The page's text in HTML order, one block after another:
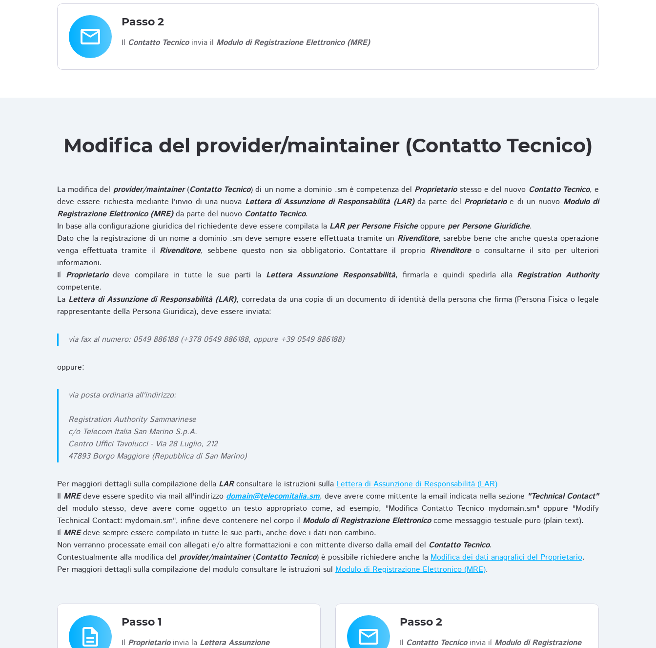
email
Passo 2
Il Contatto Tecnicoinvia il Modulo di Registrazione Elettronico (MRE)
Modifica del provider/maintainer (Contatto Tecnico)
La modifica del provider/maintainer(Contatto Tecnico) di un nome a dominio .sm è competenza del Proprietariostesso e del nuovo Contatto Tecnico, e
deve essere richiesta mediante l'invio di una nuova Lettera di Assunzione di Responsabilità (LAR)da parte del Proprietarioe di un nuovo Modulo di
Registrazione Elettronico (MRE)da parte del nuovo Contatto Tecnico.
In base alla configurazione giuridica del richiedente deve essere compilata la LAR per Persone Fisicheoppure per Persone Giuridiche.
Dato che la registrazione di un nome a dominio .sm deve sempre essere effettuata tramite un Rivenditore, sarebbe bene che anche questa operazione
venga effettuata tramite il Rivenditore, sebbene questo non sia obbligatorio. Contattare il proprio Rivenditoreo consultarne il sito per ulteriori
informazioni.
Il Proprietariodeve compilare in tutte le sue parti la Lettera Assunzione Responsabilità, firmarla e quindi spedirla alla Registration Authority
competente.
La Lettera di Assunzione di Responsabilità (LAR), corredata da una copia di un documento di identità della persona che firma (Persona Fisica o legale
rappresentante della Persona Giuridica), deve essere inviata:
via fax al numero: 0549 886188 (+378 0549 886188, oppure +39 0549 886188)
oppure:
via posta ordinaria all'indirizzo:
Registration Authority Sammarinese
c/o Telecom Italia San Marino S.p.A.
Centro Uffici Tavolucci - Via 28 Luglio, 212
47893 Borgo Maggiore (Repubblica di San Marino)
Per maggiori dettagli sulla compilazione della LARconsultare le istruzioni sulla Lettera di Assunzione di Responsabilità (LAR)
Il MREdeve essere spedito via mail all'indirizzo domain@telecomitalia.sm, deve avere come mittente la email indicata nella sezione "Technical Contact"
del modulo stesso, deve avere come oggetto un testo appropriato come, ad esempio, "Modifica Contatto Tecnico mydomain.sm" oppure "Modify
Technical Contact: mydomain.sm", infine deve contenere nel corpo il Modulo di Registrazione Elettronicocome messaggio testuale puro (plain text).
Il MREdeve sempre essere compilato in tutte le sue parti, anche dove i dati non cambino.
Non verranno processate email con allegati e/o altre formattazioni e con mittente diverso dalla email del Contatto Tecnico.
Contestualmente alla modifica del provider/maintainer(Contatto Tecnico) è possibile richiedere anche la Modifica dei dati anagrafici del Proprietario.
Per maggiori dettagli sulla compilazione del modulo consultare le istruzioni sul Modulo di Registrazione Elettronico (MRE).
description
Passo 1
Il Proprietarioinvia la Lettera Assunzione email
Passo 2
Il Contatto Tecnicoinvia il Modulo di Registrazione